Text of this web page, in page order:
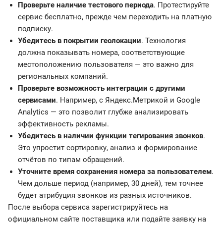
Проверьте наличие тестового периода. Протестируйте
сервис бесплатно, прежде чем переходить на платную
подписку.
Убедитесь в покрытии геолокации. Технология
должна показывать номера, соответствующие
местоположению пользователя — это важно для
региональных компаний.
Проверьте возможность интеграции с другими
сервисами. Например, с Яндекс.Метрикой и Google
Analytics — это позволит глубже анализировать
эффективность рекламы.
Убедитесь в наличии функции тегирования звонков.
Это упростит сортировку, анализ и формирование
отчётов по типам обращений.
Уточните время сохранения номера за пользователем.
Чем дольше период (например, 30 дней), тем точнее
будет атрибуция звонков из разных источников.
После выбора сервиса зарегистрируйтесь на
официальном сайте поставщика или подайте заявку на